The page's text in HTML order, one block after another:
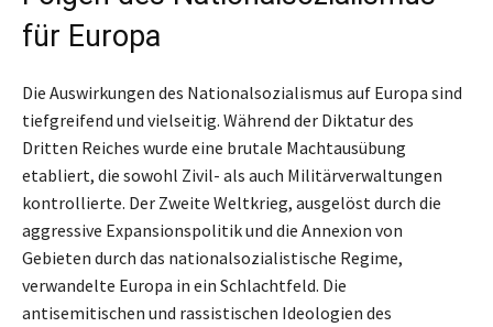
für Europa
Die Auswirkungen des Nationalsozialismus auf Europa sind
tiefgreifend und vielseitig. Während der Diktatur des
Dritten Reiches wurde eine brutale Machtausübung
etabliert, die sowohl Zivil- als auch Militärverwaltungen
kontrollierte. Der Zweite Weltkrieg, ausgelöst durch die
aggressive Expansionspolitik und die Annexion von
Gebieten durch das nationalsozialistische Regime,
verwandelte Europa in ein Schlachtfeld. Die
antisemitischen und rassistischen Ideologien des